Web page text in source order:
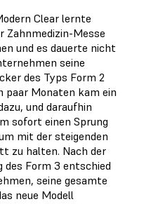
Clear lernte
Zahnmedizin-Messe
und es dauerte nicht
seine
des Typs Form 2
paar Monaten kam ein
und daraufhin
sofort einen Sprung
mit der steigenden
zu halten. Nach der
Form 3 entschied
seine gesamte
neue Modell